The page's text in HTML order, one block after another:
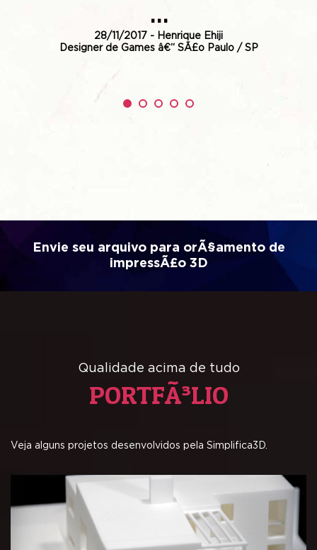
...
28/11/2017 - Henrique Ehiji
Designer de Games â€“ SÃ£o Paulo / SP
Envie seu arquivo para orÃ§amento de
impressÃ£o 3D
Qualidade acima de tudo
PORTFÃ³LIO
Veja alguns projetos desenvolvidos pela Simplifica3D.